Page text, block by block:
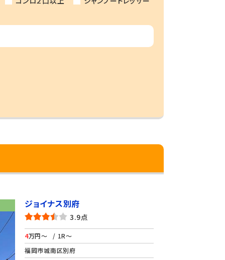
ジョイナス別府
3.9点
4万円～
/ 1R～
福岡市城南区別府